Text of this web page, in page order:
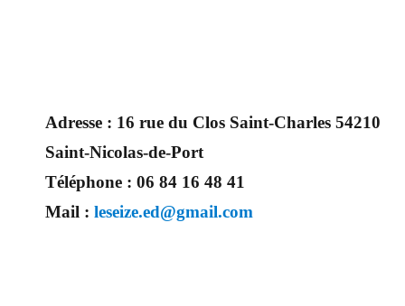
Adresse : 16 rue du Clos Saint-Charles 54210
Saint-Nicolas-de-Port
Téléphone : 06 84 16 48 41
Mail : leseize.ed@gmail.com